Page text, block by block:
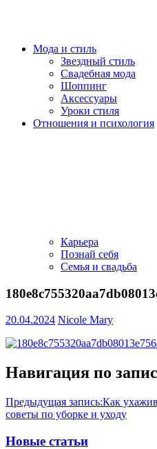
Мода и стиль
Звездный стиль
Свадебная мода
Шоппинг
Аксессуары
Уроки стиля
Отношения и психология
Карьера
Познай себя
Семья и свадьба
20.04.2024 Nicole Mary
Навигация по
Предыдущая запись:Как
советы по уборке и уходу
Новые статьи